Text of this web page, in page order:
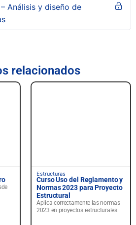
Análisis y diseño de
relacionados
Estructuras
Curso Uso del Reglamento y
Normas 2023 para Proyecto
Estructural
Aplica correctamente las normas
2023 en proyectos estructurales